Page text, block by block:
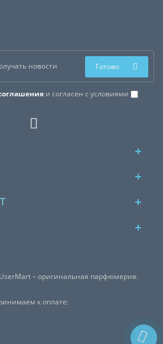
и согласен с условиями
Готово
– оригинальная парфюмерия.
к оплате: